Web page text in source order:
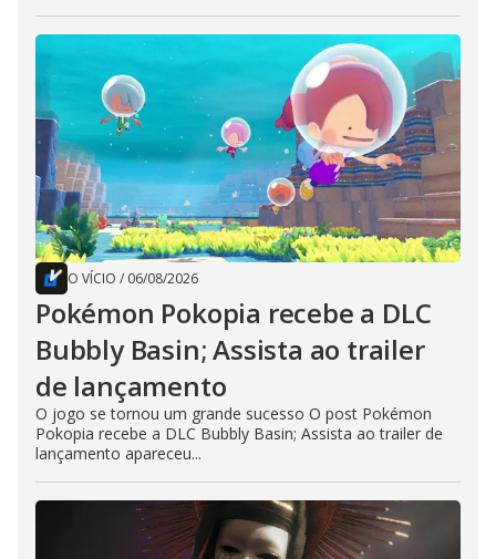
O VÍCIO / 06/08/2026
Pokémon Pokopia recebe a DLC
Bubbly Basin; Assista ao trailer
de lançamento
O jogo se tornou um grande sucesso O post Pokémon
Pokopia recebe a DLC Bubbly Basin; Assista ao trailer de
lançamento apareceu...